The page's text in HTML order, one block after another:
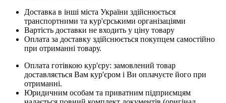
Доставка в інші міста України здійснюється
транспортними та кур'єрськими організаціями
Вартість доставки не входить у ціну товару
Оплата за доставку здійснюється покупцем самостійно
при отриманні товару.
Оплата готівкою кур'єру: замовлений товар
доставляється Вам кур'єром і Ви оплачуєте його при
отриманні.
Юридичним особам та приватним підприємцям